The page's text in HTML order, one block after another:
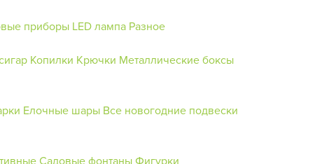
приборы LED лампа Разное
Копилки Крючки Металлические боксы
Елочные шары Все новогодние подвески
Садовые фонтаныФигурки